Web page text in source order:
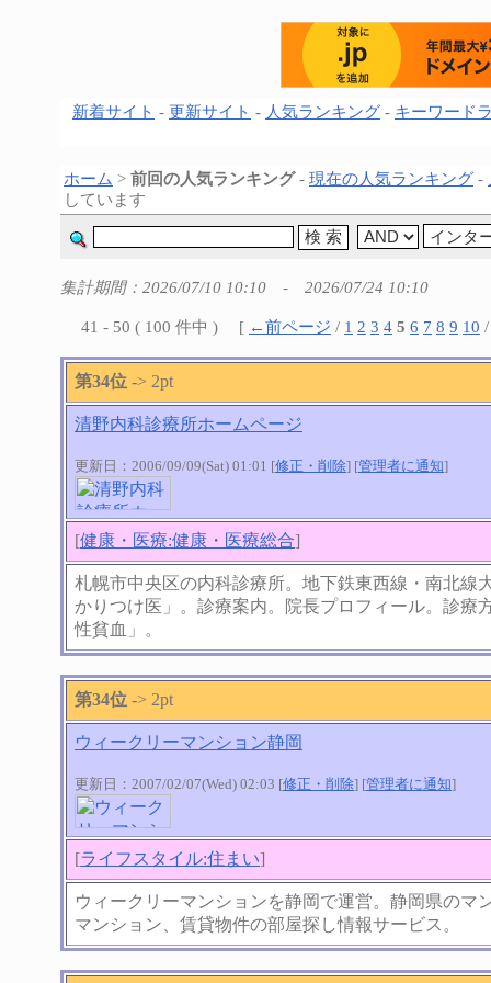
新着サイト - 更新サイト - 人気ランキング - キーワード
ホーム > 前回の人気ランキング- 現在の人気ランキング -
しています
集計期間：2026/07/10 10:10 - 2026/07/24 10:10
41 - 50 ( 100 件中 ) [ ←前ページ / 1 2 3 4 5 6 7 8 9 10
第34位 -> 2pt
清野内科診療所ホームページ
更新日：2006/09/09(Sat) 01:01 [修正・削除] [管理者に通知]
[健康・医療:健康・医療総合]
札幌市中央区の内科診療所。地下鉄東西線・南北線
かりつけ医」。診療案内。院長プロフィール。診療
性貧血」。
第34位 -> 2pt
ウィークリーマンション静岡
更新日：2007/02/07(Wed) 02:03 [修正・削除] [管理者に通知]
[ライフスタイル:住まい]
ウィークリーマンションを静岡で運営。静岡県のマ
マンション、賃貸物件の部屋探し情報サービス。